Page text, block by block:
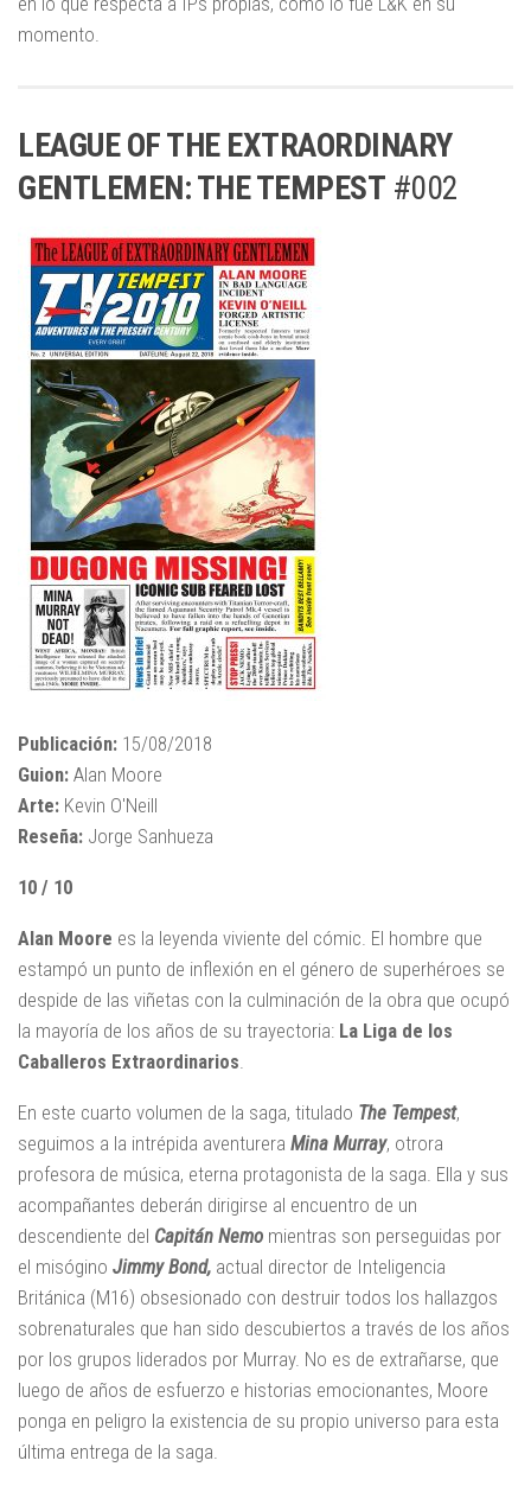
momento.
LEAGUE OF THE EXTRAORDINARY
GENTLEMEN: THE TEMPEST #002
Publicación: 15/08/2018
Guion: Alan Moore
Arte: Kevin O'Neill
Reseña: Jorge Sanhueza
10 / 10
Alan Moore es la leyenda viviente del cómic. El hombre que
estampó un punto de inflexión en el género de superhéroes se
despide de las viñetas con la culminación de la obra que ocupó
la mayoría de los años de su trayectoria: La Liga de los
Caballeros Extraordinarios
En este cuarto volumen de la saga, titulado The Tempest,
seguimos a la intrépida aventurera Mina Murray, otrora
profesora de música, eterna protagonista de la saga. Ella y sus
acompañantes deberán dirigirse al encuentro de un
descendiente del Capitán Nemo mientras son perseguidas por
el misógino Jimmy Bond, actual director de Inteligencia
Británica (M16) obsesionado con destruir todos los hallazgos
sobrenaturales que han sido descubiertos a través de los años
por los grupos liderados por Murray. No es de extrañarse, que
luego de años de esfuerzo e historias emocionantes, Moore
ponga en peligro la existencia de su propio universo para esta
última entrega de la saga.